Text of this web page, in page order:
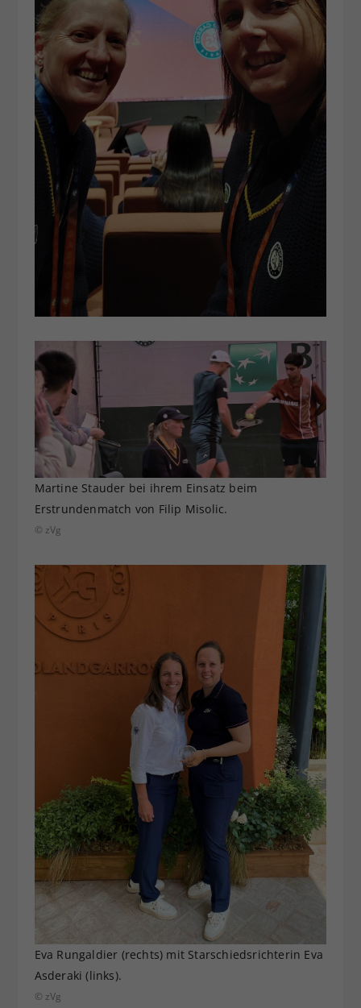
Martine Stauder bei ihrem Einsatz beim
Erstrundenmatch von Filip Misolic.
© zVg
Eva Rungaldier (rechts) mit Starschiedsrichterin Eva
Asderaki (links).
© zVg